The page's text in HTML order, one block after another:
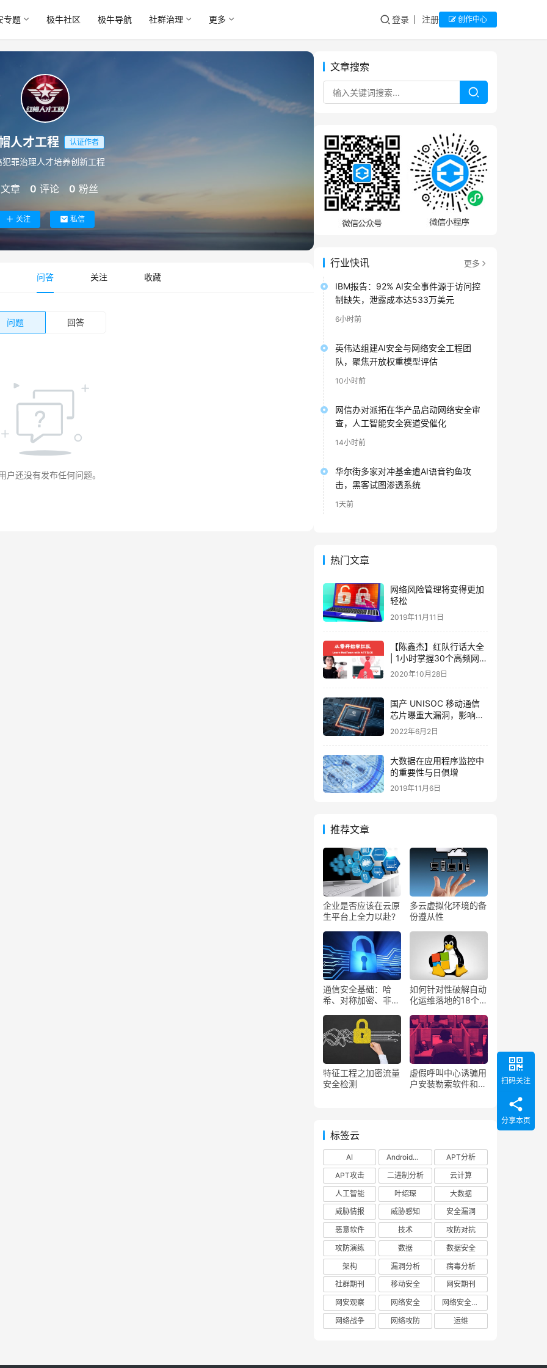
专题 极牛社区 极牛导航 社群治理 更多 登录 注册 创作中心
人才工程 认证作者
犯罪治理人才培养创新工程
文章 0 评论 0 粉丝
关注 私信
问答 关注 收藏
问题 回答
户还没有发布任何问题。
文章搜索
行业快讯 更多
IBM报告：92% AI安全事件源于访问控
制缺失，泄露成本达533万美元
6小时前
英伟达组建AI安全与网络安全工程团
队，聚焦开放权重模型评估
10小时前
网信办对派拓在华产品启动网络安全审
查，人工智能安全赛道受催化
14小时前
华尔街多家对冲基金遭AI语音钓鱼攻
击，黑客试图渗透系统
1天前
热门文章
网络风险管理将变得更加
轻松
2019年11月11日
【陈鑫杰】红队行话大全
| 1小时掌握30个高频网络
安全术语 | 从零开始学红
2020年10月28日
国产 UNISOC 移动通信
芯片曝重大漏洞，影响数
百万智能手机
2022年6月2日
大数据在应用程序监控中
的重要性与日俱增
2019年11月6日
推荐文章
企业是否应该在云原
生平台上全力以赴?
多云虚拟化环境的备
份遵从性
通信安全基础：哈
希、对称加密、非对
如何针对性破解自动
化运维落地的18个关
特征工程之加密流量
安全检测
虚假呼叫中心诱骗用
户安装勒索软件和数
标签云
AI Android安全
APT分析
APT攻击
二进制分析
云计算
人工智能
叶绍琛
大数据
威胁情报
威胁感知
安全漏洞
恶意软件
技术
攻防对抗
攻防演练
数据
数据安全
架构
漏洞分析
病毒分析
社群期刊
移动安全
网安期刊
网安观察
网络安全
网络安全观察
网络战争
网络攻防 运维
扫码关注
分享本页